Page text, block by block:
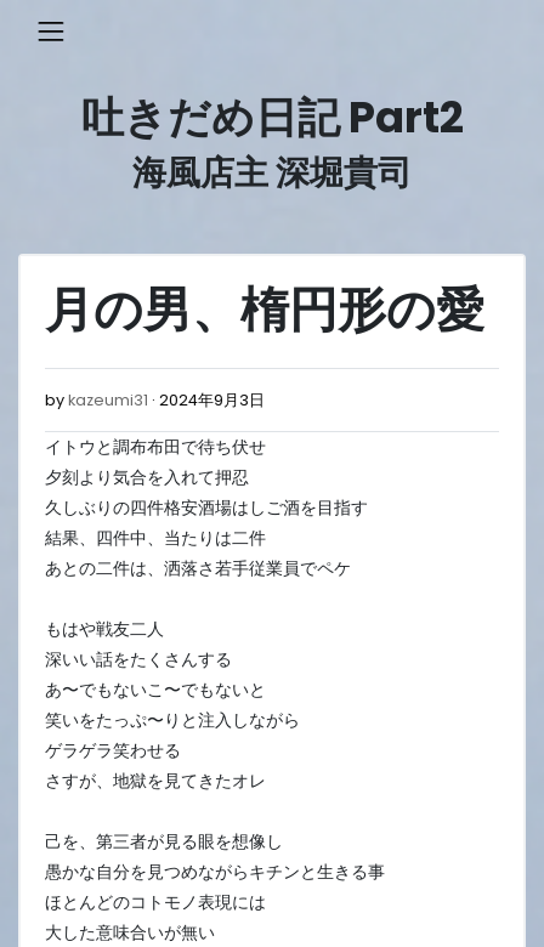
吐きだめ日記 Part2
海風店主 深堀貴司
月の男、楕円形の愛
bykazeumi31 2024年9月3日
9
日
イトウと調布布田で待ち伏せ
夕刻より気合を入れて押忍
久しぶりの四件格安酒場はしご酒を目指す
結果、四件中、当たりは二件
あとの二件は、洒落さ若手従業員でペケ
もはや戦友二人
深いい話をたくさんする
あ〜でもないこ〜でもないと
笑いをたっぷ〜りと注入しながら
ゲラゲラ笑わせる
さすが、地獄を見てきたオレ
己を、第三者が見る眼を想像し
愚かな自分を見つめながらキチンと生きる事
ほとんどのコトモノ表現には
大した意味合いが無い